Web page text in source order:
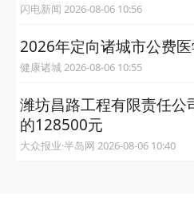
闪电新闻 2026-08-06 10:56
2026年定向诸城市公费
健康诸城 2026-08-06 10:55
潍坊昌路工程有限责任公
的128500元
大众报业·半岛网 2026-08-06 10:40